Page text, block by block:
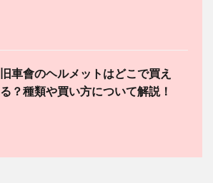
旧車會のヘルメットはどこで買え
る？種類や買い方について解説！